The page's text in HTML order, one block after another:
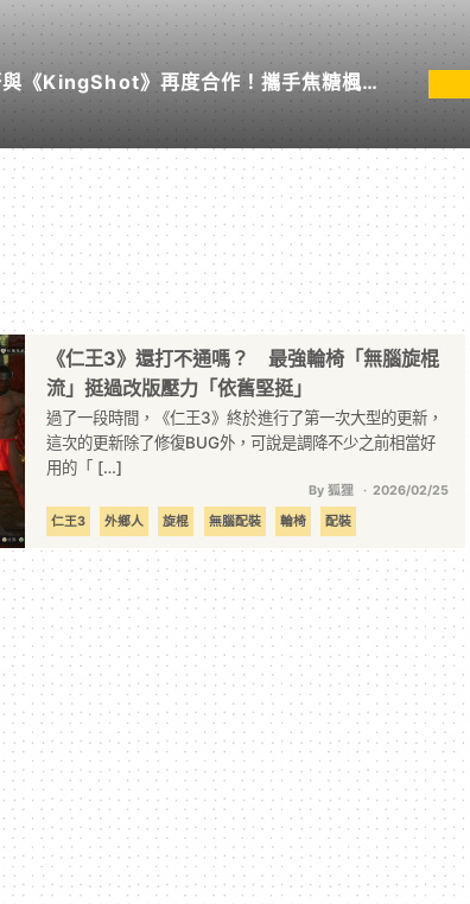
《KingShot》再度合作！攜手焦糖楓、
活動
《仁王3》還打不通嗎？ 最強輪椅「無腦旋棍
流」挺過改版壓力「依舊堅挺」
過了一段時間，《仁王3》終於進行了第一次大型的更新，
這次的更新除了修復BUG外，可說是調降不少之前相當好
用的「 […]
By 狐狸
2026/02/25
仁王3
外鄉人 旋棍 無腦配裝 輪椅 配裝